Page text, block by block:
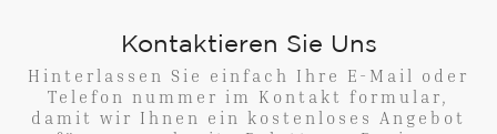
Kontaktieren Sie Uns
Hinterlassen Sie einfach Ihre E-Mail oder
Telefon nummer im Kontakt formular,
damit wir Ihnen ein kostenloses Angebot